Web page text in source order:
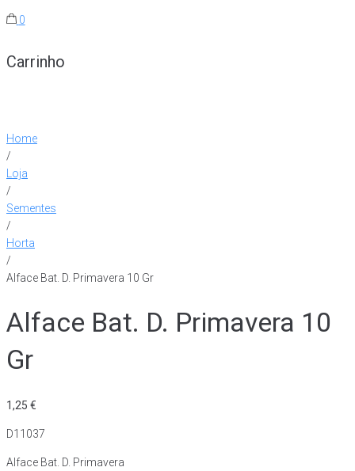
0
Carrinho
Home
/
Loja
/
Sementes
/
Horta
/
Alface Bat. D. Primavera 10 Gr
Alface Bat. D. Primavera 10
Gr
1,25 €
D11037
Alface Bat. D. Primavera